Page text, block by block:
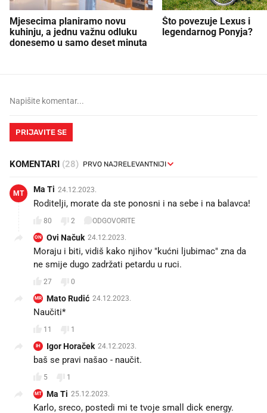
Mjesecima planiramo novu
kuhinju, a jednu važnu odluku
donesemo u samo deset minuta
Što povezuje Lexus i
legendarnog Ponyja?
PRIJAVITE SE
KOMENTARI (28)
MT Ma Ti 24.12.2023.
Roditelji, morate da ste ponosni i na sebe i na balavca!
80 2 ODGOVORITE
ON Ovi Načuk 24.12.2023.
Moraju i biti, vidiš kako njihov "kućni ljubimac" zna da
ne smije dugo zadržati petardu u ruci.
27 0
MR Mato Rudić 24.12.2023.
Naučiti*
11 1
IH Igor Horaček 24.12.2023.
baš se pravi našao - naučit.
5 1
MT Ma Ti 25.12.2023.
Karlo, sreco, postedi mi te tvoje small dick energy.